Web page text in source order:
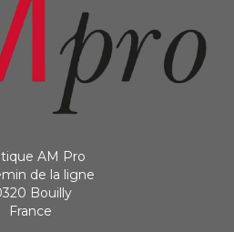
AM Pro
de la ligne
Bouilly
France